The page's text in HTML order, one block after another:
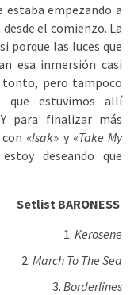
empezando a
el comienzo. La
porque las luces que
esa inmersión casi
tonto, pero tampoco
que estuvimos allí
para finalizar más
«Isak» y «Take My
estoy deseando que
Setlist BARONESS
Kerosene
March To The Sea
Borderlines